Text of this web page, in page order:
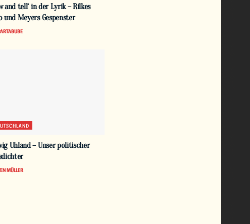
and tell‘ in der Lyrik – Rilkes
und Meyers Gespenster
Uhland – Unser politischer
MÜLLER